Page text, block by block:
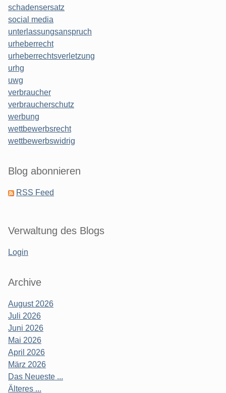
schadensersatz
social media
unterlassungsanspruch
urheberrecht
urheberrechtsverletzung
urhg
uwg
verbraucher
verbraucherschutz
werbung
wettbewerbsrecht
wettbewerbswidrig
Blog abonnieren
RSS Feed
Verwaltung des Blogs
Login
Archive
August 2026
Juli 2026
Juni 2026
Mai 2026
April 2026
März 2026
Das Neueste ...
Älteres ...